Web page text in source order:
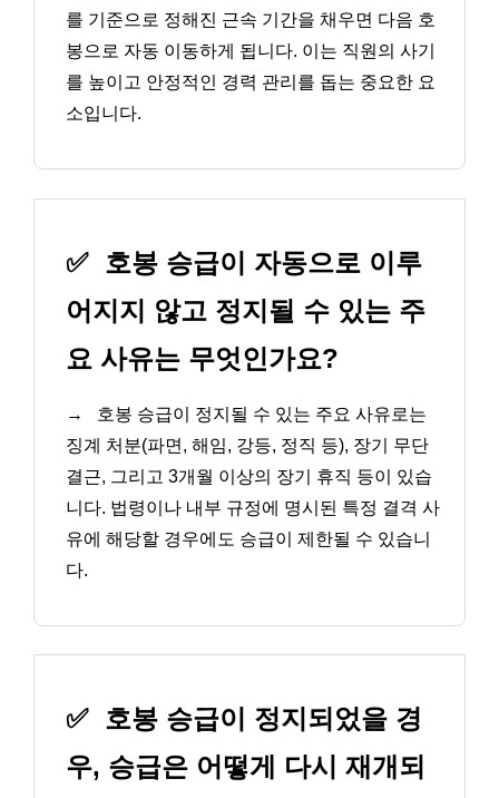
를 기준으로 정해진 근속 기간을 채우면 다음 호
봉으로 자동 이동하게 됩니다. 이는 직원의 사기
를 높이고 안정적인 경력 관리를 돕는 중요한 요
소입니다.
✅ 호봉 승급이 자동으로 이루
어지지 않고 정지될 수 있는 주
요 사유는 무엇인가요?
→
호봉 승급이 정지될 수 있는 주요 사유로는
징계 처분(파면, 해임, 강등, 정직 등), 장기 무단
결근, 그리고 3개월 이상의 장기 휴직 등이 있습
니다. 법령이나 내부 규정에 명시된 특정 결격 사
유에 해당할 경우에도 승급이 제한될 수 있습니
다.
✅ 호봉 승급이 정지되었을 경
우, 승급은 어떻게 다시 재개되